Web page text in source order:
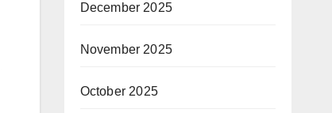
December 2025
November 2025
October 2025